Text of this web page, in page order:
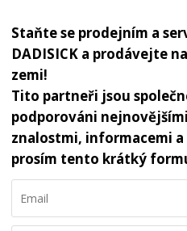
Staňte se prodejním a
DADISICK a prodávejte
zemi!
Tito partneři jsou
podporováni
znalostmi, informacemi
prosím tento krátký